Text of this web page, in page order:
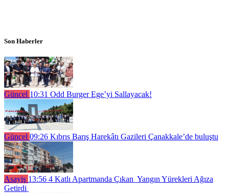
Son Haberler
Güncel 10:31 Odd Burger Ege’yi Sallayacak!
Güncel 09:26 Kıbrıs Barış Harekâtı Gazileri Çanakkale’de buluştu
Asayiş 13:56 4 Katlı Apartmanda Çıkan Yangın Yürekleri Ağıza
Getirdi